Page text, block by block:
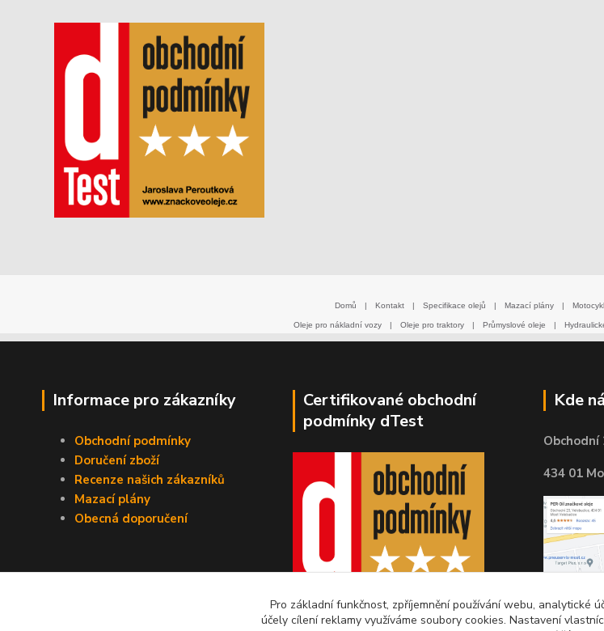
Domů | Kontakt | Specifikace olejů | Mazací plány |
Oleje pro nákladní vozy | Oleje pro traktory | Průmyslové oleje |
Informace pro zákazníky
Obchodní podmínky
Doručení zboží
Recenze našich zákazníků
Mazací plány
Obecná doporučení
Certifikované obchodní
podmínky dTest
Kde
Obchodní
434 01
Pro základní funkčnost, zpříjemnění používání webu, analytické
účely cílení reklamy využíváme soubory cookies. Nastavení